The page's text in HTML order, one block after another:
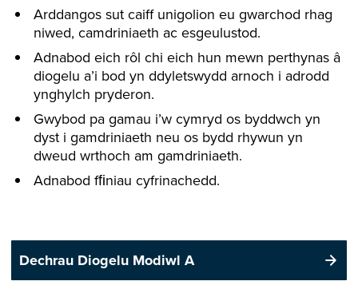
Arddangos sut caiff unigolion eu gwarchod rhag
niwed, camdriniaeth ac esgeulustod.
Adnabod eich rôl chi eich hun mewn perthynas â
diogelu a’i bod yn ddyletswydd arnoch i adrodd
ynghylch pryderon.
Gwybod pa gamau i’w cymryd os byddwch yn
dyst i gamdriniaeth neu os bydd rhywun yn
dweud wrthoch am gamdriniaeth.
Adnabod fﬁniau cyfrinachedd.
Dechrau Diogelu Modiwl A